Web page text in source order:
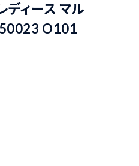
ディース マル
O101